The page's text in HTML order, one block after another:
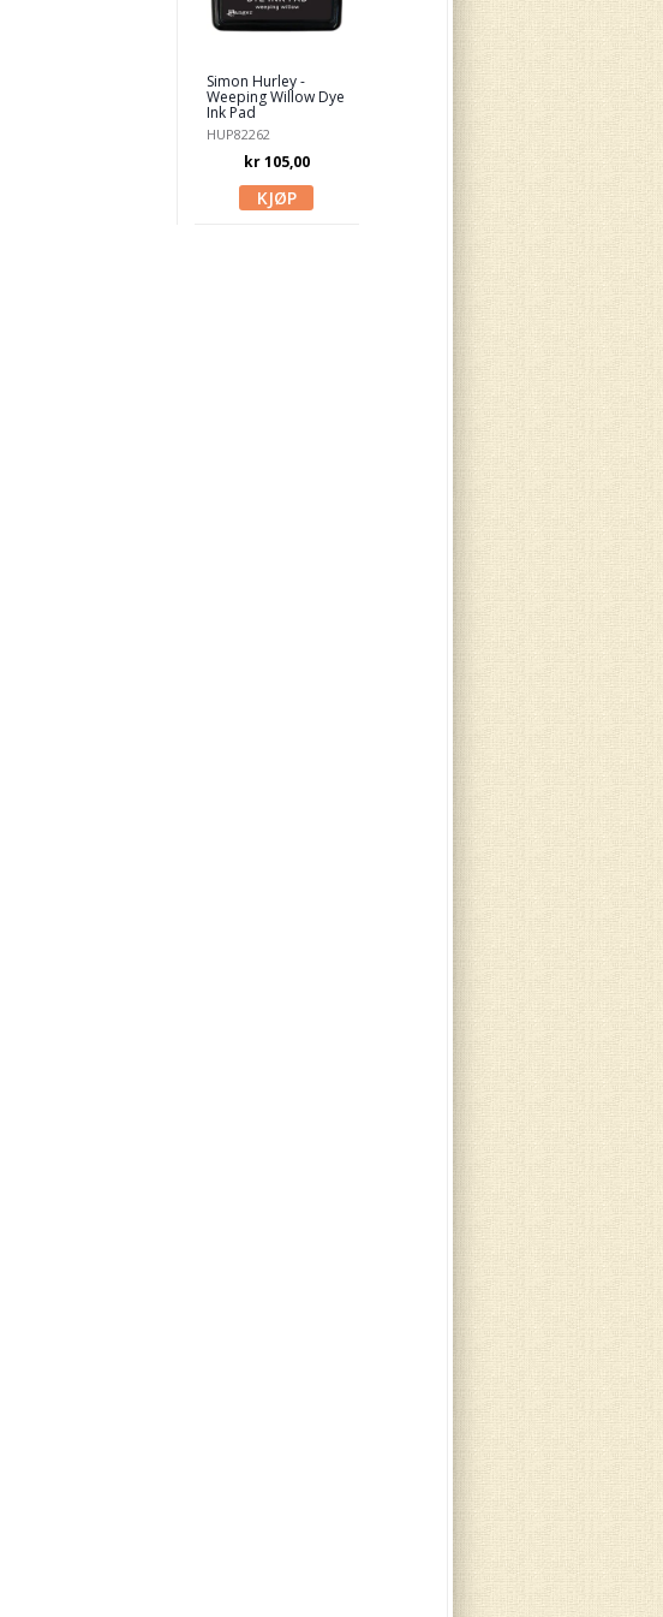
Simon Hurley -
Weeping Willow Dye
Ink Pad
HUP82262
kr 105,00